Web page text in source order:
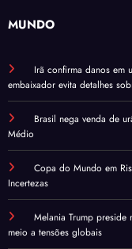
MUNDO
Irã confirma danos em
embaixador evita detalhes
Brasil nega venda de
Médio
Copa do Mundo em
Incertezas
Melania Trump
meio a tensões globais